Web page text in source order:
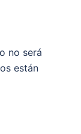
no será
están